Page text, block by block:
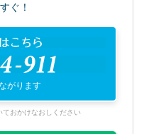
ぐ！
こちら
911
がります
おかけなおしください